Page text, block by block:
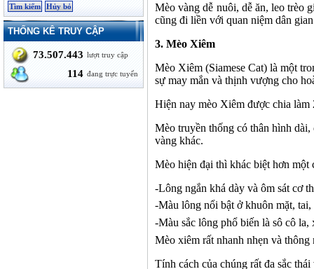
THỐNG KÊ TRUY CẬP
73.507.443 lượt truy cập
114 đang trực tuyến
Mèo vàng dễ nuôi, dễ ăn, leo trèo
cũng đi liền với quan niệm dân
3. Mèo Xiêm
Mèo Xiêm (Siamese Cat) là một
sự may mắn và thịnh vượng cho
Hiện nay mèo Xiêm được chia làm
Mèo truyền thống có thân hình
vàng khác.
Mèo hiện đại thì khác biệt hơn một
-Lông ngắn khá dày và ôm sát cơ
-Màu lông nổi bật ở khuôn mặt, tai,
-Màu sắc lông phổ biến là sô cô la,
Mèo xiêm rất nhanh nhẹn và
Tính cách của chúng rất đa sắc